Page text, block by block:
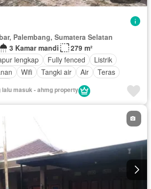
Palembang, Sumatera Selatan
3 Kamar mandi
279 m²
lengkap Fully fenced
Listrik
Wifi Tangki air Air
Teras
lalu masuk - ahmg property